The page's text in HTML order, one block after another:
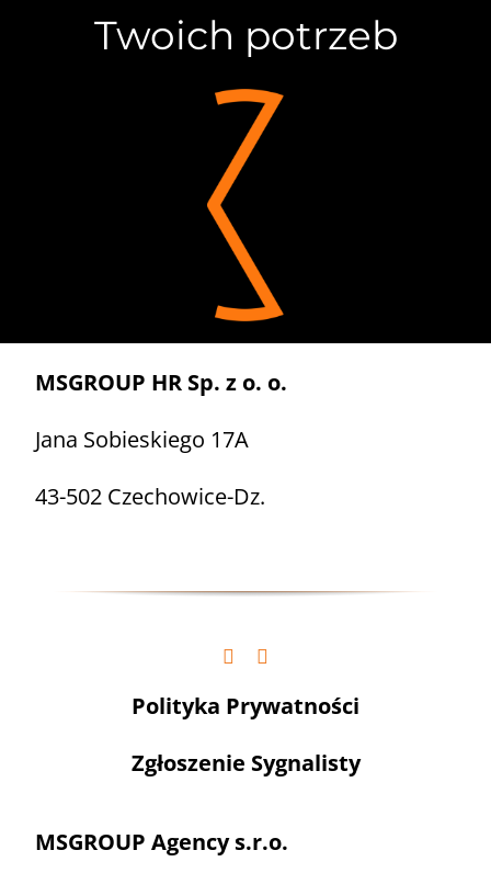
Twoich potrzeb
MSGROUP HR Sp. z o. o.
Jana Sobieskiego 17A
43-502 Czechowice-Dz.
Polityka Prywatności
Zgłoszenie Sygnalisty
MSGROUP Agency s.r.o.